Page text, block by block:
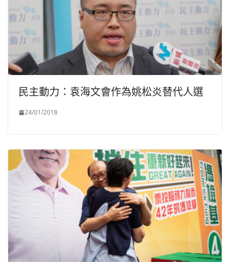
民主動力：袁海文會作為姚松炎替代人選
24/01/2018